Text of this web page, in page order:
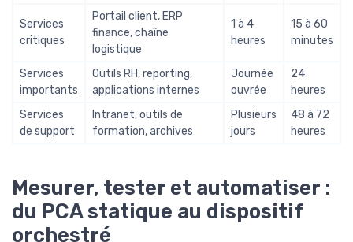
Services
critiques
Portail client, ERP
finance, chaîne
logistique
1 à 4
heures
15 à 60
minutes
Services
importants
Outils RH, reporting,
applications internes
Journée
ouvrée
24
heures
Services
de support
Intranet, outils de
formation, archives
Plusieurs
jours
48 à 72
heures
Mesurer, tester et automatiser :
du PCA statique au dispositif
orchestré